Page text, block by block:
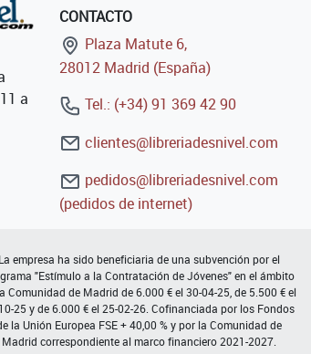
a
CONTACTO
Plaza Matute 6,
28012 Madrid (España)
Tel.: (+34) 91 369 42 90
clientes@libreriadesnivel.com
pedidos@libreriadesnivel.com
(pedidos de internet)
La empresa ha sido beneficiaria de una subvención por el
"Estímulo a la Contratación de Jóvenes" en el ámbito
Comunidad de Madrid de 6.000 € el 30-04-25, de 5.500 € el
25 y de 6.000 € el 25-02-26. Cofinanciada por los Fondos
la Unión Europea FSE + 40,00 % y por la Comunidad de
Madrid correspondiente al marco financiero 2021-2027.